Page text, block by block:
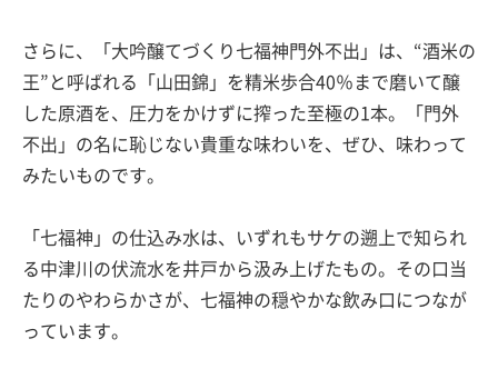
さらに、「大吟醸てづくり七福神門外不出」は、“酒米の
王”と呼ばれる「山田錦」を精米歩合40％まで磨いて醸
した原酒を、圧力をかけずに搾った至極の1本。「門外
不出」の名に恥じない貴重な味わいを、ぜひ、味わって
みたいものです。
「七福神」の仕込み水は、いずれもサケの遡上で知られ
る中津川の伏流水を井戸から汲み上げたもの。その口当
たりのやわらかさが、七福神の穏やかな飲み口につなが
っています。